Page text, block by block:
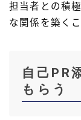
担当者との積
な関係を築く
自己PR
もらう